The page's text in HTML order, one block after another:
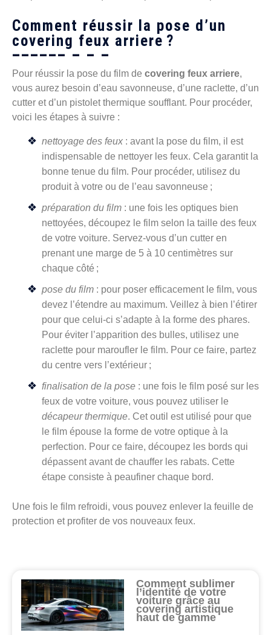
Comment réussir la pose d’un
covering feux arriere ?
Pour réussir la pose du film de covering feux arriere,
vous aurez besoin d’eau savonneuse, d’une raclette, d’un
cutter et d’un pistolet thermique soufflant. Pour procéder,
voici les étapes à suivre :
nettoyage des feux : avant la pose du film, il est
indispensable de nettoyer les feux. Cela garantit la
bonne tenue du film. Pour procéder, utilisez du
produit à votre ou de l’eau savonneuse ;
préparation du film : une fois les optiques bien
nettoyées, découpez le film selon la taille des feux
de votre voiture. Servez-vous d’un cutter en
prenant une marge de 5 à 10 centimètres sur
chaque côté ;
pose du film : pour poser efficacement le film, vous
devez l’étendre au maximum. Veillez à bien l’étirer
pour que celui-ci s’adapte à la forme des phares.
Pour éviter l’apparition des bulles, utilisez une
raclette pour maroufler le film. Pour ce faire, partez
du centre vers l’extérieur ;
finalisation de la pose : une fois le film posé sur les
feux de votre voiture, vous pouvez utiliser le
décapeur thermique. Cet outil est utilisé pour que
le film épouse la forme de votre optique à la
perfection. Pour ce faire, découpez les bords qui
dépassent avant de chauffer les rabats. Cette
étape consiste à peaufiner chaque bord.
Une fois le film refroidi, vous pouvez enlever la feuille de
protection et profiter de vos nouveaux feux.
Comment sublimer
l’identité de votre
voiture grâce au
covering artistique
haut de gamme